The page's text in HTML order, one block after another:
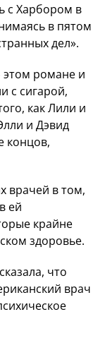
с Харбором в
в пятом
дел».
этом романе и
с сигарой,
как Лили и
и Дэвид
концов,
врачей в том,
ей
крайне
здоровье.
что
врач